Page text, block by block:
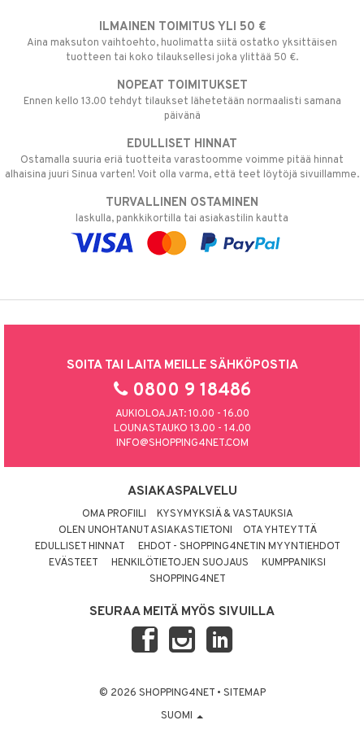
ILMAINEN TOIMITUS YLI 50 €
Aina maksuton vaihtoehto, huolimatta siitä ostatko yksittäisen
tuotteen tai koko tilauksellesi joka ylittää 50 €.
NOPEAT TOIMITUKSET
Ennen kello 13.00 tehdyt tilaukset lähetetään normaalisti samana
päivänä
EDULLISET HINNAT
Ostamalla suuria eriä tuotteita varastoomme voimme pitää hinnat
alhaisina juuri Sinua varten! Voit olla varma, että teet löytöjä sivuillamme.
TURVALLINEN OSTAMINEN
laskulla, pankkikortilla tai asiakastilin kautta
SOITA TAI LAITA MEILLE SÄHKÖPOSTIA
0800 9 18486
AUKIOLOAJAT: 10.00 - 16.00
LOUNASTAUKO 13.00 - 14.00
INFO@SHOPPING4NET.COM
ASIAKASPALVELU
OMA PROFIILI
KYSYMYKSIÄ & VASTAUKSIA
OLEN UNOHTANUT ASIAKASTIETONI
OTA YHTEYTTÄ
EDULLISET HINNAT
EHDOT - SHOPPING4NETIN MYYNTIEHDOT
EVÄSTEET
HENKILÖTIETOJEN SUOJAUS
KUMPPANIKSI
SHOPPING4NET
SEURAA MEITÄ MYÖS SIVUILLA
© 2026 SHOPPING4NET • SITEMAP
SUOMI